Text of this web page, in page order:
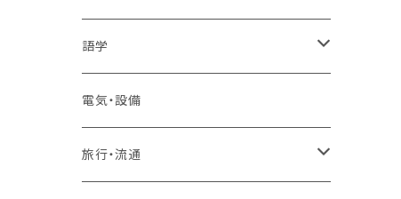
1コース受講
2コースまとめて受講
その他 IT・パソコン
高卒認定講座
大卒公務員受験対策講座
語学
TOEIC®L&Rテスト対策講座
その他 語学
電気・設備
旅行・流通